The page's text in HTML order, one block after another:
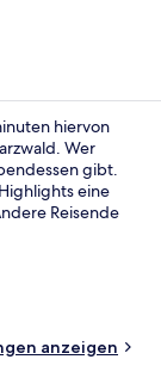
hiervon
Wer
gibt.
eine
Reisende
anzeigen